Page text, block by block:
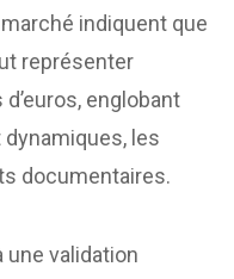
indiquent que
représenter
englobant
les
documentaires.
une validation